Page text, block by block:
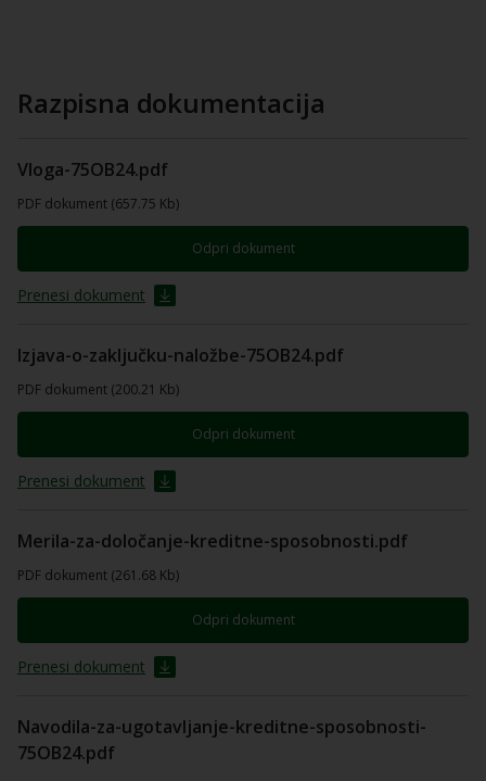
Razpisna dokumentacija
Vloga-75OB24.pdf
PDF dokument (657.75 Kb)
Odpri dokument
Prenesi dokument
Izjava-o-zaključku-naložbe-75OB24.pdf
PDF dokument (200.21 Kb)
Odpri dokument
Prenesi dokument
Merila-za-določanje-kreditne-sposobnosti.pdf
PDF dokument (261.68 Kb)
Odpri dokument
Prenesi dokument
Navodila-za-ugotavljanje-kreditne-sposobnosti-
75OB24.pdf